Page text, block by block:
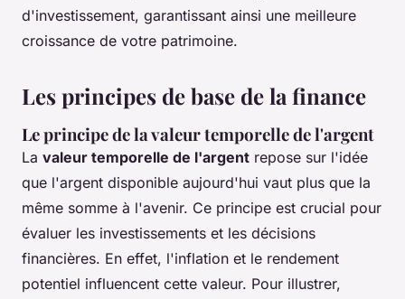
d'investissement, garantissant ainsi une meilleure
croissance de votre patrimoine.
Les principes de base de la finance
Le principe de la valeur temporelle de l'argent
La valeur temporelle de l'argent repose sur l'idée
que l'argent disponible aujourd'hui vaut plus que la
même somme à l'avenir. Ce principe est crucial pour
évaluer les investissements et les décisions
financières. En effet, l'inflation et le rendement
potentiel influencent cette valeur. Pour illustrer,